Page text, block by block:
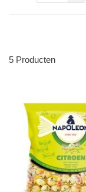
5 Producten